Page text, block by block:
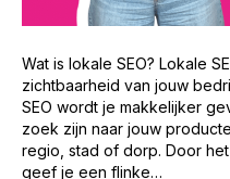
Wat is lokale SEO? Lokale
zichtbaarheid van jouw
SEO wordt je makkelijker
zoek zijn naar jouw
regio, stad of dorp. Door
geef je een flinke…